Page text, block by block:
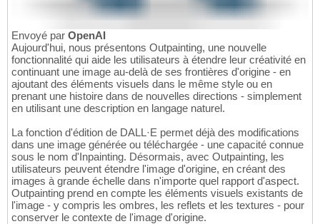
Envoyé par OpenAI
Aujourd'hui, nous présentons Outpainting, une nouvelle
fonctionnalité qui aide les utilisateurs à étendre leur créativité en
continuant une image au-delà de ses frontières d'origine - en
ajoutant des éléments visuels dans le même style ou en
prenant une histoire dans de nouvelles directions - simplement
en utilisant une description en langage naturel.
La fonction d'édition de DALL·E permet déjà des modifications
dans une image générée ou téléchargée - une capacité connue
sous le nom d'Inpainting. Désormais, avec Outpainting, les
utilisateurs peuvent étendre l'image d'origine, en créant des
images à grande échelle dans n'importe quel rapport d'aspect.
Outpainting prend en compte les éléments visuels existants de
l'image - y compris les ombres, les reflets et les textures - pour
conserver le contexte de l'image d'origine.